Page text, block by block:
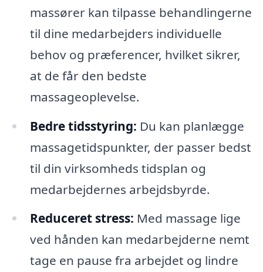
massører kan tilpasse behandlingerne
til dine medarbejders individuelle
behov og præferencer, hvilket sikrer,
at de får den bedste
massageoplevelse.
Bedre tidsstyring: Du kan planlægge
massagetidspunkter, der passer bedst
til din virksomheds tidsplan og
medarbejdernes arbejdsbyrde.
Reduceret stress: Med massage lige
ved hånden kan medarbejderne nemt
tage en pause fra arbejdet og lindre